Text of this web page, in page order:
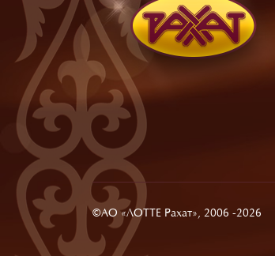
©АО «ЛОТТЕ Рахат», 2006 -2026